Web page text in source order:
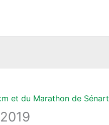
et du Marathon de Sénart